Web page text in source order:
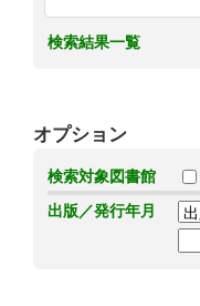
検索結果一覧
オプション
検索対象図書館
出版／発行年月